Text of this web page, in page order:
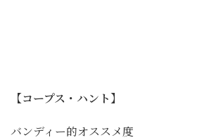
【コープス・ハント】
バンディー的オススメ度